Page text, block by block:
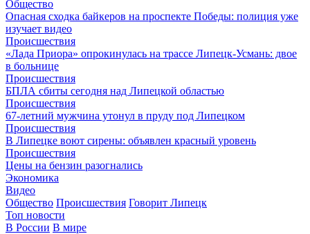
Общество
Опасная сходка байкеров на проспекте Победы: полиция уже
изучает видео
Происшествия
«Лада Приора» опрокинулась на трассе Липецк-Усмань: двое
в больнице
Происшествия
БПЛА сбиты сегодня над Липецкой областью
Происшествия
67-летний мужчина утонул в пруду под Липецком
Происшествия
В Липецке воют сирены: объявлен красный уровень
Происшествия
Цены на бензин разогнались
Экономика
Видео
Общество Происшествия Говорит Липецк
Топ новости
В России В мире